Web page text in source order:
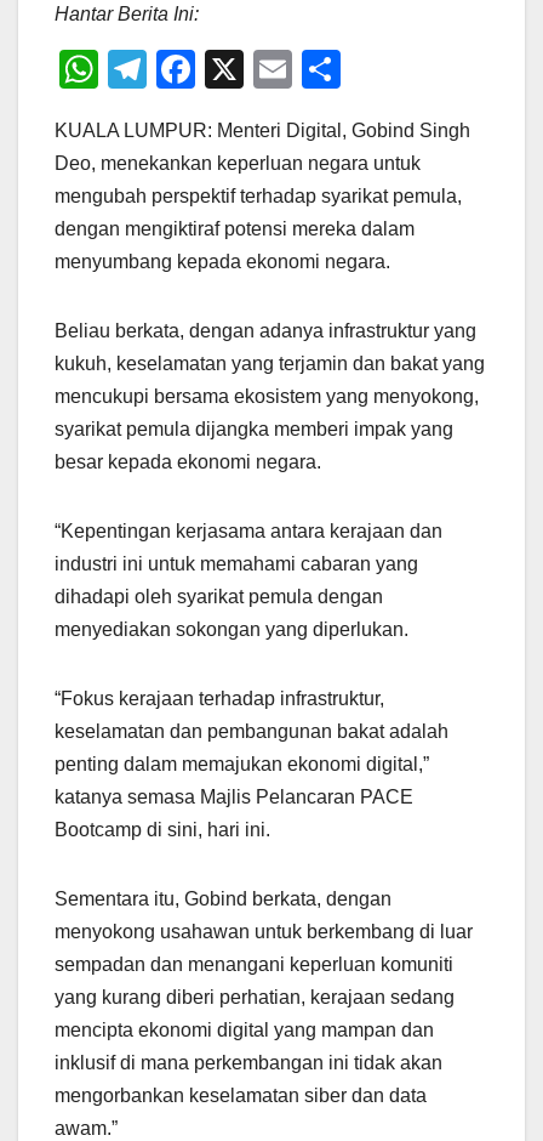
Hantar Berita Ini:
W
at
s
A
p
T
e
gr
a
m
F
c
e
b
o
k
X
E
ail ar
e
KUALA LUMPUR: Menteri Digital, Gobind Singh
Deo, menekankan keperluan negara untuk
mengubah perspektif terhadap syarikat pemula,
dengan mengiktiraf potensi mereka dalam
menyumbang kepada ekonomi negara.
Beliau berkata, dengan adanya infrastruktur yang
kukuh, keselamatan yang terjamin dan bakat yang
mencukupi bersama ekosistem yang menyokong,
syarikat pemula dijangka memberi impak yang
besar kepada ekonomi negara.
“Kepentingan kerjasama antara kerajaan dan
industri ini untuk memahami cabaran yang
dihadapi oleh syarikat pemula dengan
menyediakan sokongan yang diperlukan.
“Fokus kerajaan terhadap infrastruktur,
keselamatan dan pembangunan bakat adalah
penting dalam memajukan ekonomi digital,”
katanya semasa Majlis Pelancaran PACE
Bootcamp di sini, hari ini.
Sementara itu, Gobind berkata, dengan
menyokong usahawan untuk berkembang di luar
sempadan dan menangani keperluan komuniti
yang kurang diberi perhatian, kerajaan sedang
mencipta ekonomi digital yang mampan dan
inklusif di mana perkembangan ini tidak akan
mengorbankan keselamatan siber dan data
awam.”